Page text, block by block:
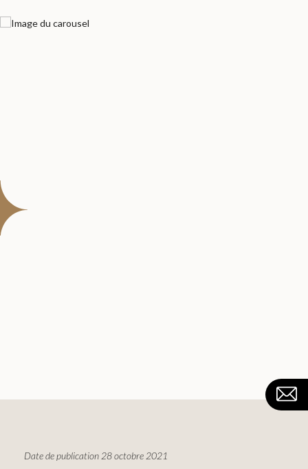
Date de publication 28 octobre 2021